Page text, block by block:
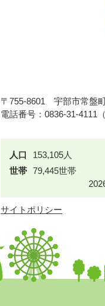
〒755-8601 宇部市常盤
電話番号：0836-31-4111
人口
153,105人
世帯 79,445世帯
サイトポリシー